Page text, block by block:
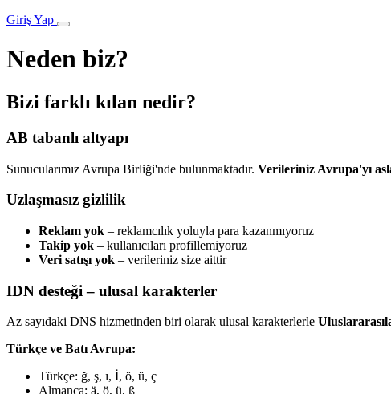
Giriş Yap
Neden biz?
Bizi farklı kılan nedir?
AB tabanlı altyapı
Sunucularımız Avrupa Birliği'nde bulunmaktadır. Verileriniz Avrupa'yı
Uzlaşmasız gizlilik
Reklam yok – reklamcılık yoluyla para kazanmıyoruz
Takip yok – kullanıcıları profillemiyoruz
Veri satışı yok – verileriniz size aittir
IDN desteği – ulusal karakterler
Az sayıdaki DNS hizmetinden biri olarak ulusal karakterlerle
Türkçe ve Batı Avrupa:
Türkçe: ğ, ş, ı, İ, ö, ü, ç
Almanca: ä, ö, ü, ß